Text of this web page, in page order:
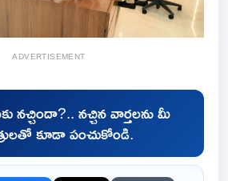
ADVERTISEMENT
నచ్చిందా?.. నచ్చిన వార్తలను మీ
కూడా పంచుకోండి.